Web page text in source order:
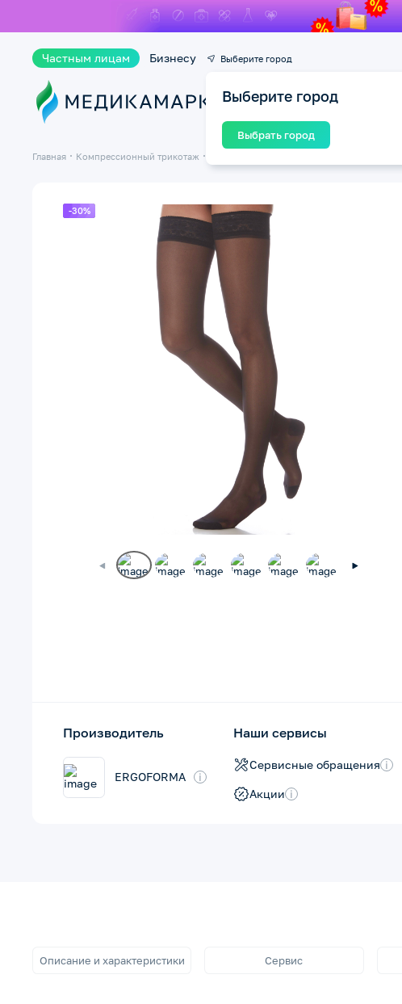
Частным лицам Бизнесу Выберите город
Выберите город
Выбрать город
Каталог
Главная Компрессионный трикотаж
-30%
Производитель
ERGOFORMA i
Наши сервисы
Сервисные обращения i
Акции i
Описание и характеристики Сервис